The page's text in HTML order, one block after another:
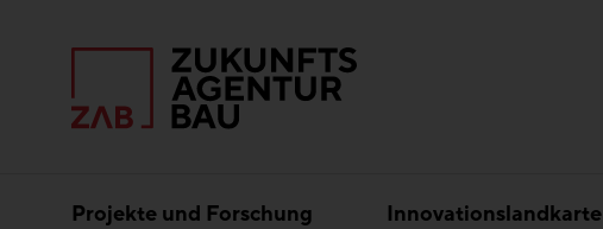
Projekte und Forschung Innovationslandkarte